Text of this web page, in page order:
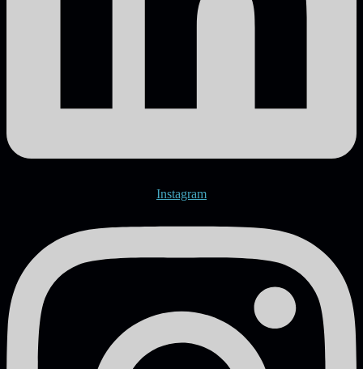
Instagram